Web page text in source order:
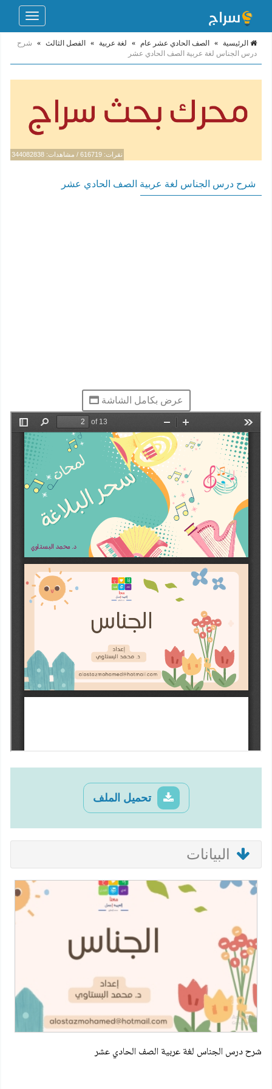
Toggle
الرئيسية » الصف الحادي عشر عام » لغة عربية » الفصل الثالث »
شرح
درس الجناس لغة عربية الصف الحادي عشر
نقرات: 616719 / مشاهدات: 344082838
شرح درس الجناس لغة عربية الصف الحادي عشر
عرض بكامل الشاشة
تحميل الملف
البيانات
شرح درس الجناس لغة عربية الصف الحادي عشر